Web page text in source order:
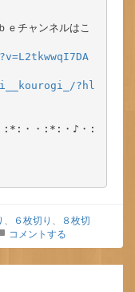
ｅチャンネルはこ
?hl
:*:・・:*:・♪・:
６枚切り
８枚切
コメントする